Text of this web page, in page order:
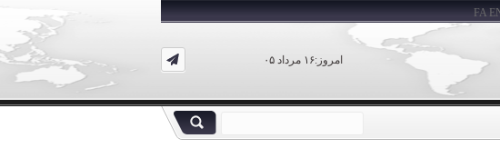
امروز:۱۶ مرداد ۰۵
FA